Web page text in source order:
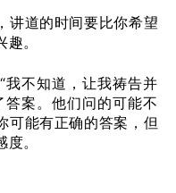
讲道的时间要比你希望
。
不知道，让我祷告并
案。他们问的可能不
可能有正确的答案，但
。